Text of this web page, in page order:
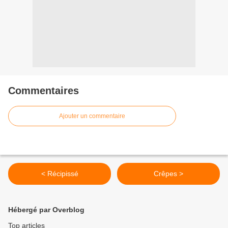
Commentaires
Ajouter un commentaire
< Récipissé Crêpes >
Hébergé par Overblog
Top articles